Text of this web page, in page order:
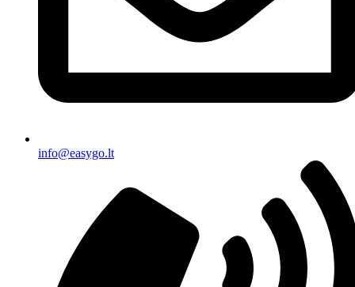
info@easygo.lt